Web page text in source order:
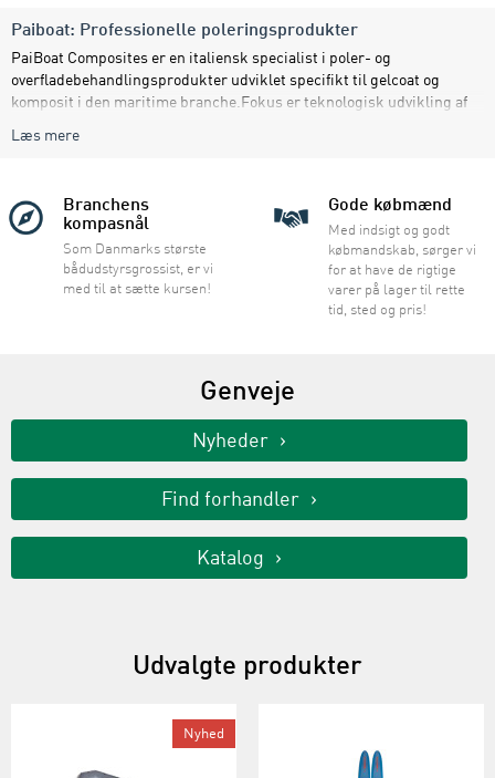
Paiboat: Professionelle poleringsprodukter
PaiBoat Composites er en italiensk specialist i poler- og
overfladebehandlingsprodukter udviklet specifikt til gelcoat og
komposit i den maritime branche.Fokus er teknologisk udvikling af
Læs mere
Branchens
kompasnål
Som Danmarks største
bådudstyrsgrossist, er vi
med til at sætte kursen!
Gode købmænd
Med indsigt og godt
købmandskab, sørger vi
for at have de rigtige
varer på lager til rette
tid, sted og pris!
Genveje
Nyheder
Find forhandler
Katalog
Udvalgte produkter
Nyhed